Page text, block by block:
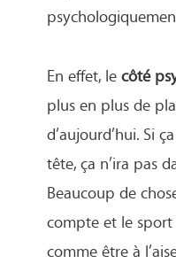
En effet, lecôté
plus en plus de
d’aujourd’hui. Si
tête, ça n’ira pas
Beaucoup de
compte et le
comme être à